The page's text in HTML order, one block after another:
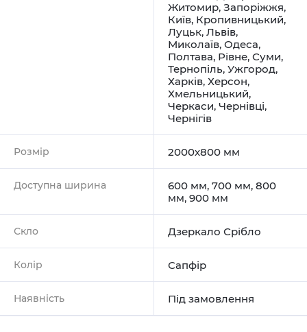
Житомир, Запоріжжя,
Київ, Кропивницький,
Луцьк, Львів,
Миколаїв, Одеса,
Полтава, Рівне, Суми,
Тернопіль, Ужгород,
Харків, Херсон,
Хмельницький,
Черкаси, Чернівці,
Чернігів
Розмір 2000х800 мм
Доступна ширина
600 мм, 700 мм, 800
мм, 900 мм
Скло Дзеркало Срібло
Колір Сапфір
Наявність Під замовлення